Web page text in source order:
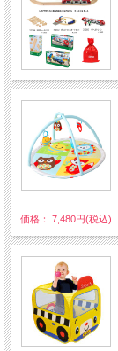
価格： 7,480円(税込)